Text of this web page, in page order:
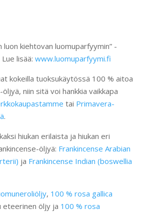
luon kiehtovan luomuparfyymin” -
lisää: www.luomuparfyymi.fi
kokeilla tuoksukäytössä 100 % aitoa
öljyä, niin sitä voi hankkia vaikkapa
tai Primavera-
.
hiukan erilaista ja hiukan eri
öljyä: Frankincense Arabian
ja Frankincense Indian (boswellia
, 100 % rosa gallica
eteerinen öljy ja 100 % rosa